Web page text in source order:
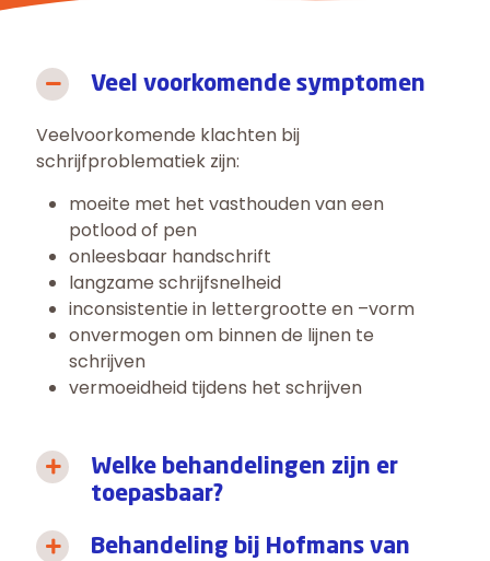
Veel voorkomende symptomen
Veelvoorkomende klachten bij
schrijfproblematiek zijn:
moeite met het vasthouden van een
potlood of pen
onleesbaar handschrift
langzame schrijfsnelheid
inconsistentie in lettergrootte en –vorm
onvermogen om binnen de lijnen te
schrijven
vermoeidheid tijdens het schrijven
Welke behandelingen zijn er
toepasbaar?
Behandeling bij Hofmans van